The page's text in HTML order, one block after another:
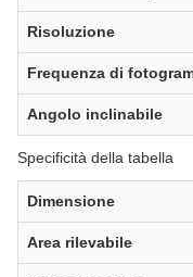
Risoluzione
Frequenza di
Angolo inclinabile
Specificità della tabella
Dimensione
Area rilevabile